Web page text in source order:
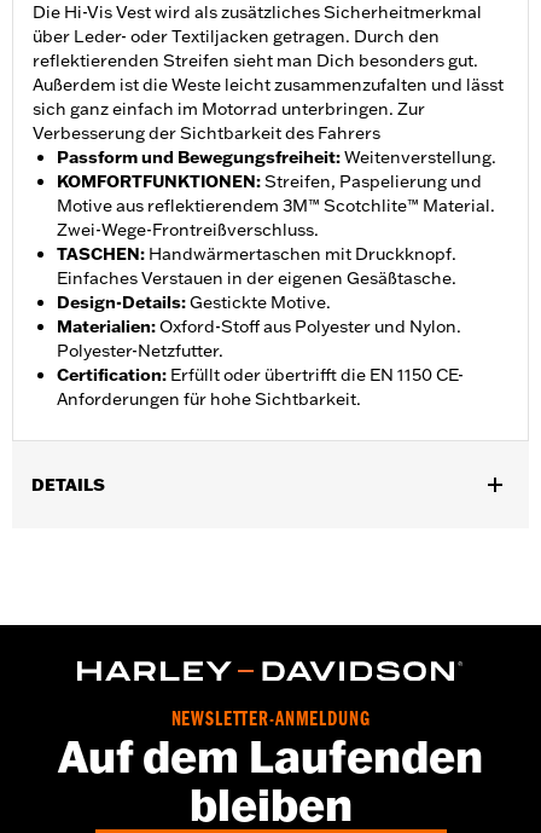
Die Hi-Vis Vest wird als zusätzliches Sicherheitmerkmal
über Leder- oder Textiljacken getragen. Durch den
reflektierenden Streifen sieht man Dich besonders gut.
Außerdem ist die Weste leicht zusammenzufalten und lässt
sich ganz einfach im Motorrad unterbringen. Zur
Verbesserung der Sichtbarkeit des Fahrers
Passform und Bewegungsfreiheit:Weitenverstellung.
KOMFORTFUNKTIONEN:Streifen, Paspelierung und
Motive aus reflektierendem 3M™ Scotchlite™ Material.
Zwei-Wege-Frontreißverschluss.
TASCHEN: Handwärmertaschen mit Druckknopf.
Einfaches Verstauen in der eigenen Gesäßtasche.
Design-Details:Gestickte Motive.
Materialien:Oxford-Stoff aus Polyester und Nylon.
Polyester-Netzfutter.
Certification: Erfüllt oder übertrifft die EN 1150 CE-
Anforderungen für hohe Sichtbarkeit.
DETAILS
FrontreiÃŸverschluss
GARANTIE: 2 year limited warranty – Go towww.h-
NEWSLETTER-ANMELDUNG
Auf dem Laufenden
bleiben